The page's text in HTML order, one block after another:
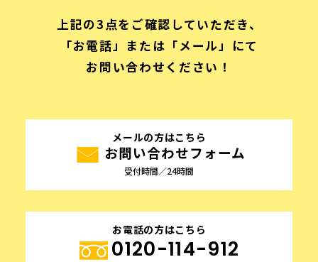
上記の3点をご確認していただき、
「お電話」または「メール」にて
お問い合わせください！
お電話の方はこちら
0120-114-912
メールの方はこちら
お問い合わせフォーム
受付時間／24時間